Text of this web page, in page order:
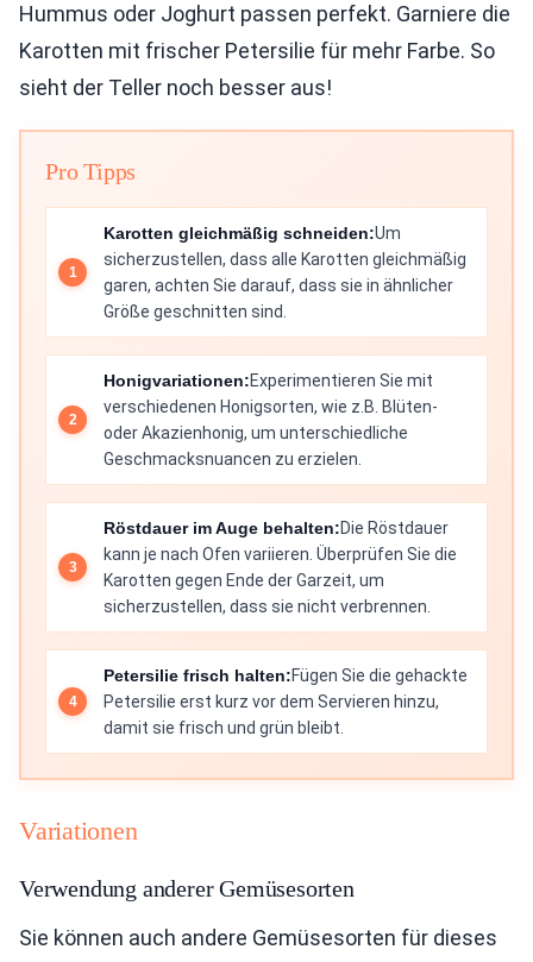
Hummus oder Joghurt passen perfekt. Garniere die
Karotten mit frischer Petersilie für mehr Farbe. So
sieht der Teller noch besser aus!
Pro Tipps
Karotten gleichmäßig schneiden:Um
sicherzustellen, dass alle Karotten gleichmäßig
garen, achten Sie darauf, dass sie in ähnlicher
Größe geschnitten sind.
Honigvariationen:Experimentieren Sie mit
verschiedenen Honigsorten, wie z.B. Blüten-
oder Akazienhonig, um unterschiedliche
Geschmacksnuancen zu erzielen.
Röstdauer im Auge behalten:Die Röstdauer
kann je nach Ofen variieren. Überprüfen Sie die
Karotten gegen Ende der Garzeit, um
sicherzustellen, dass sie nicht verbrennen.
Petersilie frisch halten:Fügen Sie die gehackte
Petersilie erst kurz vor dem Servieren hinzu,
damit sie frisch und grün bleibt.
Variationen
Verwendung anderer Gemüsesorten
Sie können auch andere Gemüsesorten für dieses